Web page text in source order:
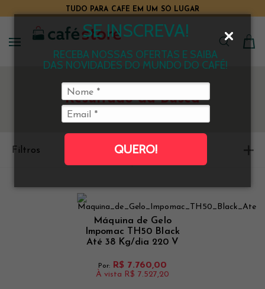
SE INSCREVA!
RECEBA NOSSAS OFERTAS E SAIBA
DAS NOVIDADES DO MUNDO DO CAFÉ!
QUERO!
TUDO PARA CAFÉ EM UM SÓ LUGAR
Resultado da Busca
Filtros Ordenar
Máquina de Gelo
Impomac TH50 Black
Até 38 Kg/dia 220 V
Por: R$ 7.760,00
À vista R$ 7.527,20